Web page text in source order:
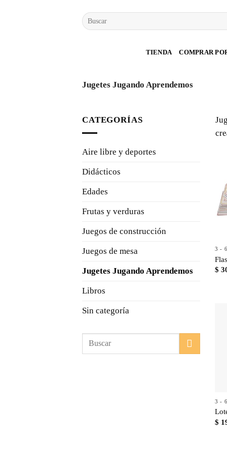
Buscar
por:
TIENDA COMPRAR
Jugetes Jugando Aprendemos
CATEGORÍAS
Aire libre y deportes
Didácticos
Edades
Frutas y verduras
Juegos de construcción
Juegos de mesa
Jugetes Jugando Aprendemos
Libros
Sin categoría
Buscar
3 -
$
3 -
$